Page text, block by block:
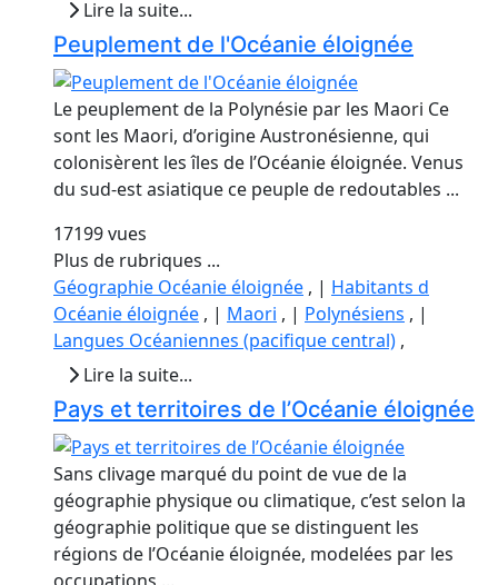
Lire la suite...
Peuplement de l'Océanie éloignée
Le peuplement de la Polynésie par les Maori Ce
sont les Maori, d’origine Austronésienne, qui
colonisèrent les îles de l’Océanie éloignée. Venus
du sud-est asiatique ce peuple de redoutables ...
17199 vues
Plus de rubriques ...
Géographie Océanie éloignée , | Habitants d
Océanie éloignée , | Maori , | Polynésiens , |
Langues Océaniennes (pacifique central) ,
Lire la suite...
Pays et territoires de l’Océanie éloignée
Sans clivage marqué du point de vue de la
géographie physique ou climatique, c’est selon la
géographie politique que se distinguent les
régions de l’Océanie éloignée, modelées par les